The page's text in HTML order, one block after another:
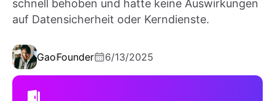
schnell behoben und hatte keine Auswirkungen
auf Datensicherheit oder Kerndienste.
GaoFounder 6/13/2025